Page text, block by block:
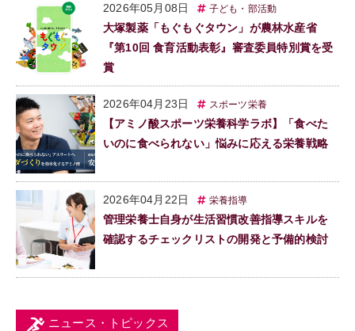
2026年05月08日 子ども・部活動
大塚製薬「もぐもぐタウン」が農林水産省
『第10回 食育活動表彰』審査委員特別賞を受
賞
2026年04月23日 スポーツ栄養
【アミノ酸スポーツ栄養科学ラボ】「食べた
いのに食べられない」悩みに応える栄養戦略
2026年04月22日 栄養指導
管理栄養士自身が生活習慣改善指導スキルを
確認するチェックリストの開発と予備的検討
ニュース・トピックス